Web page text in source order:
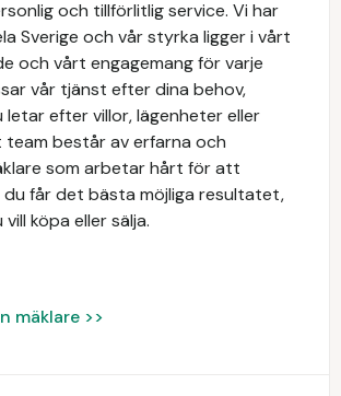
och tillförlitlig service. Vi har
Sverige och vår styrka ligger i vårt
och vårt engagemang för varje
vår tjänst efter dina behov,
efter villor, lägenheter eller
team består av erfarna och
som arbetar hårt för att
får det bästa möjliga resultatet,
köpa eller sälja.
mäklare >>